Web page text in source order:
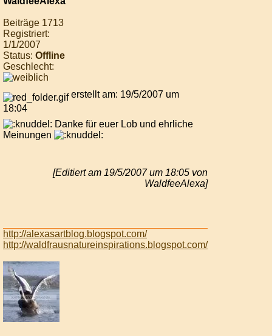
Beiträge 1713
Registriert:
1/1/2007
Status: Offline
Geschlecht:
erstellt am: 19/5/2007 um
18:04
Danke für euer Lob und ehrliche
Meinungen
[Editiert am 19/5/2007 um 18:05 von
WaldfeeAlexa]
http://alexasartblog.blogspot.com/
http://waldfrausnatureinspirations.blogspot.com/